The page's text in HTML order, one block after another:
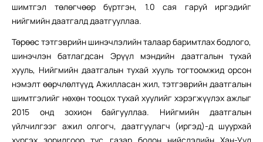
шимтгэл төлөгчөөр бүртгэн, 1.0 сая гаруй иргэдийг
нийгмийн даатгалд даатгууллаа.
Төрөөс тэтгэврийн шинэчлэлийн талаар баримтлах бодлого,
шинэчлэн батлагдсан Эрүүл мэндийн даатгалын тухай
хууль, Нийгмийн даатгалын тухай хууль тогтоомжид орсон
нэмэлт өөрчлөлтүүд, Ажилласан жил, тэтгэврийн даатгалын
шимтгэлийг нөхөн тооцох тухай хуулийг хэрэгжүүлэх ажлыг
2015 онд зохион байгууллаа. Нийгмийн даатгалын
үйлчилгээг ажил олгогч, даатгуулагч (иргэд)-д шуурхай